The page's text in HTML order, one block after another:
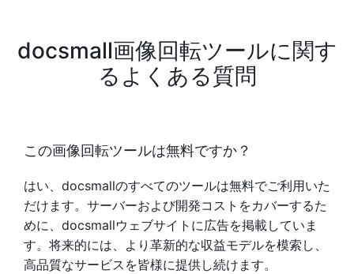
docsmall画像回転ツールに関す
るよくある質問
この画像回転ツールは無料ですか？
はい、docsmallのすべてのツールは無料でご利用いた
だけます。サーバーおよび開発コストをカバーするた
めに、docsmallウェブサイトに広告を掲載していま
す。将来的には、より革新的な収益モデルを模索し、
高品質なサービスを皆様に提供し続けます。